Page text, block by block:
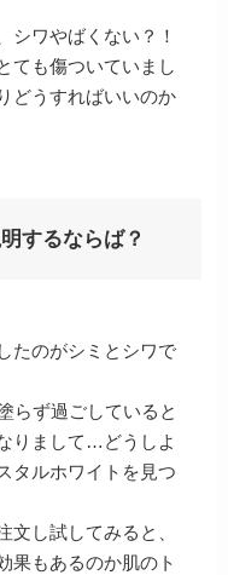
シワやばくない？！
ても傷ついていまし
どうすればいいのか
するならば？
たのがシミとシワで
らず過ごしていると
りまして…どうしよ
タルホワイトを見つ
文し試してみると、
果もあるのか肌のト